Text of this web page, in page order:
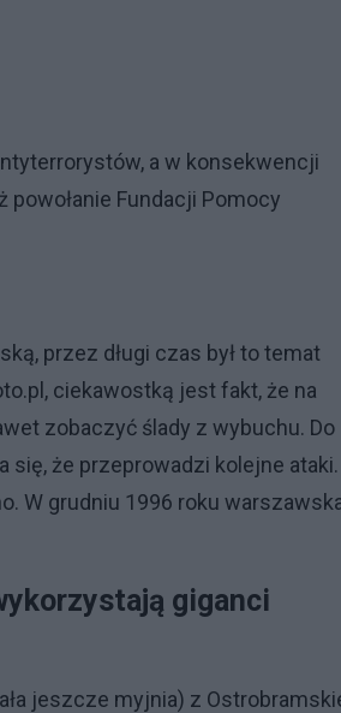
a w konsekwencji
Fundacji Pomocy
przez długi czas był to temat
ciekawostką jest fakt, że na
zobaczyć ślady z wybuchu. Do
się, że przeprowadzi kolejne
W grudniu 1996 roku
giganci
jeszcze myjnia) z